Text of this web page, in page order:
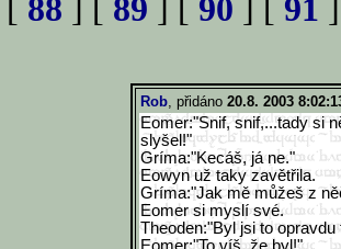
88 89 90 91
Rob, přidáno 20.8. 2003
Eomer:"Snif, snif,...tady si
slyšel!"
Gríma:"Kecáš, já ne."
Eowyn už taky zavětřila.
Gríma:"Jak mě můžeš z
Eomer si myslí své.
Theoden:"Byl jsi to